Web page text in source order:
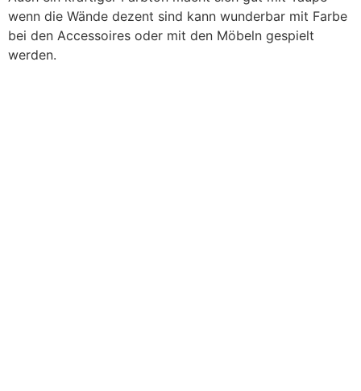
wenn die Wände dezent sind kann wunderbar mit Farbe
bei den Accessoires oder mit den Möbeln gespielt
werden.